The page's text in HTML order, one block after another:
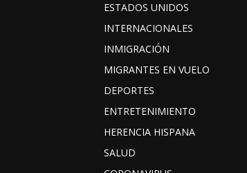
ESTADOS UNIDOS
INTERNACIONALES
INMIGRACIÓN
MIGRANTES EN VUELO
DEPORTES
ENTRETENIMIENTO
HERENCIA HISPANA
SALUD